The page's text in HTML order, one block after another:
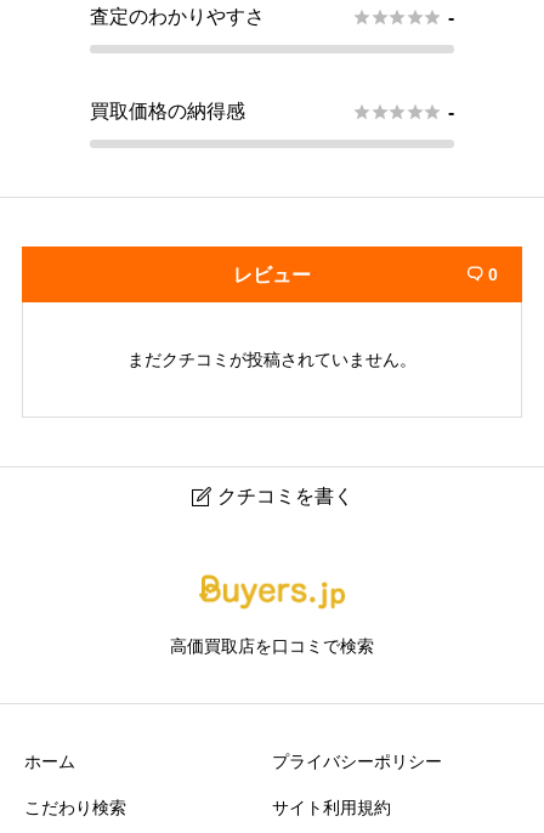
査定のわかりやすさ  -
買取価格の納得感  -
レビュー  0
まだクチコミが投稿されていません。
 クチコミを書く
任意
高価買取店を口コミで検索
ホーム
こだわり検索
プライバシーポリシー
サイト利用規約